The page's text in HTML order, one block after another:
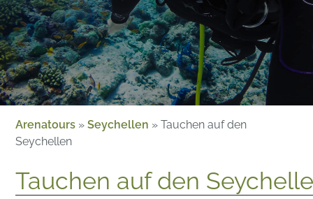
Arenatours »Seychellen »Tauchen auf den
Seychellen
Tauchen auf den